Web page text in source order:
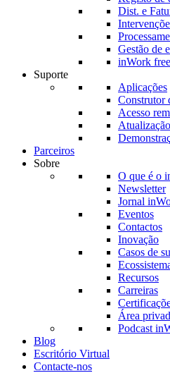
Dist. e
Gestão de
inWork free
Suporte
Aplicações
Construtor
Acesso
Parceiros
Sobre
O que é o
Newsletter
Jornal
Eventos
Contactos
Inovação
Casos de
Recursos
Carreiras
Área
Podcast
Blog
Escritório Virtual
Contacte-nos